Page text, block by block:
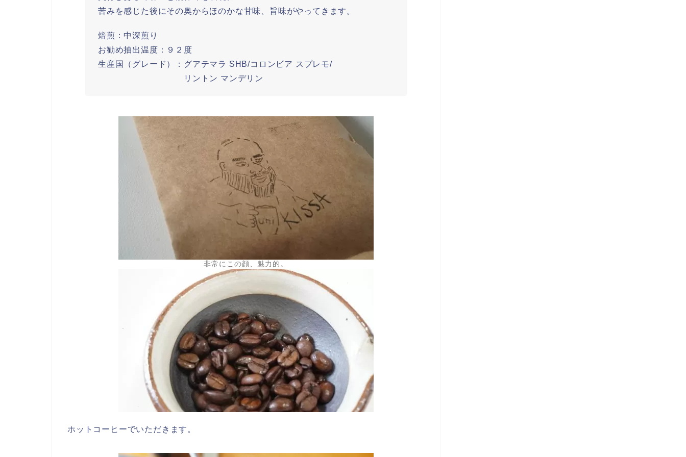
苦みを感じた後にその奥からほのかな甘味、旨味がやってきます。
焙煎：中深煎り
お勧め抽出温度：９２度
生産国（グレード）：グアテマラ SHB/コロンビア スプレモ/
リントン マンデリン
非常にこの顔、魅力的。
ホットコーヒーでいただきます。